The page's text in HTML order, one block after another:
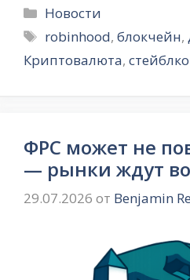
Рубрики
Новости
Метки
robinhood,блокчейн,
Криптовалюта,
ФРС может не
— рынки ждут
29.07.2026 от Benjamin